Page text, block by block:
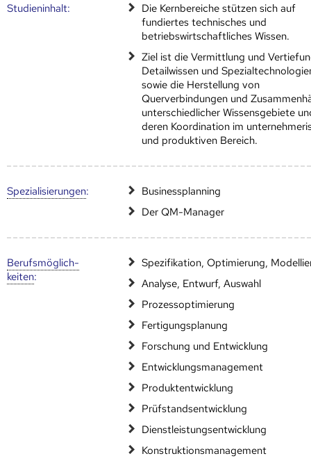
Studien­inhalt:
Die Kernbereiche stützen sich auf
fundiertes technisches und
betriebswirtschaftliches Wissen.
Ziel ist die Vermittlung und
Detailwissen und
sowie die Herstellung von
Querverbindungen und
unterschiedlicher Wissensgebiete
deren Koordination im
und produktiven Bereich.
Speziali­sierungen:
Businessplanning
Der QM-Manager
Berufs­möglich­
keiten:
Spezifikation, Optimierung,
Analyse, Entwurf, Auswahl
Prozessoptimierung
Fertigungsplanung
Forschung und Entwicklung
Entwicklungsmanagement
Produktentwicklung
Prüfstandsentwicklung
Dienstleistungsentwicklung
Konstruktionsmanagement